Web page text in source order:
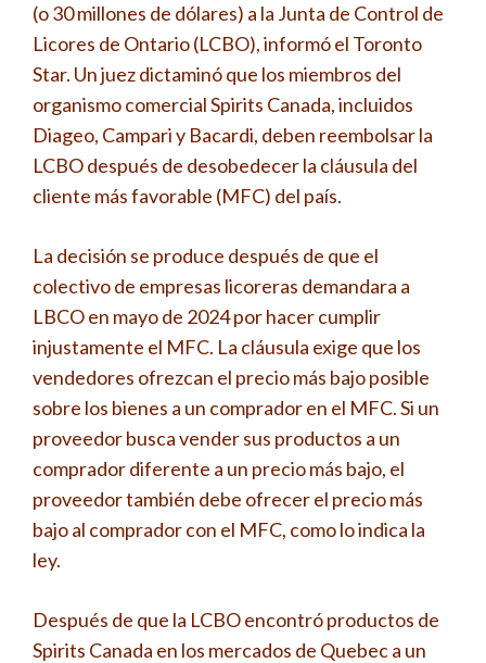
(o 30 millones de dólares) a la Junta de Control de
Licores de Ontario (LCBO), informó el Toronto
Star. Un juez dictaminó que los miembros del
organismo comercial Spirits Canada, incluidos
Diageo, Campari y Bacardi, deben reembolsar la
LCBO después de desobedecer la cláusula del
cliente más favorable (MFC) del país.
La decisión se produce después de que el
colectivo de empresas licoreras demandara a
LBCO en mayo de 2024 por hacer cumplir
injustamente el MFC. La cláusula exige que los
vendedores ofrezcan el precio más bajo posible
sobre los bienes a un comprador en el MFC. Si un
proveedor busca vender sus productos a un
comprador diferente a un precio más bajo, el
proveedor también debe ofrecer el precio más
bajo al comprador con el MFC, como lo indica la
ley.
Después de que la LCBO encontró productos de
Spirits Canada en los mercados de Quebec a un